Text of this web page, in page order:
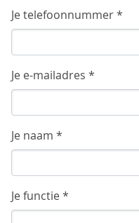
Je telefoonnummer *
Je e-mailadres *
Je naam *
Je functie *